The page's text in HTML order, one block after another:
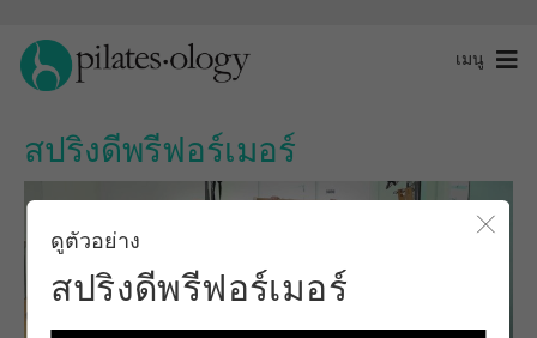
เมนู
สปริงดีพรีฟอร์เมอร์
ดูตัวอย่าง
สปริงดีพรีฟอร์เมอร์